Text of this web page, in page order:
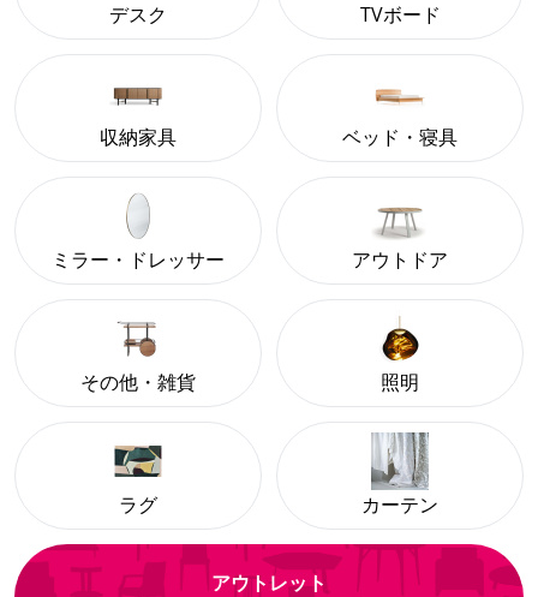
デスク TVボード
収納家具 ベッド・寝具
ミラー・ドレッサー アウトドア
その他・雑貨 照明
ラグ カーテン
アウトレット